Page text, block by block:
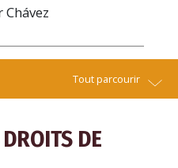
Tout parcourir
DE